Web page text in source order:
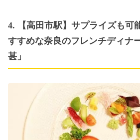
4. 【高田市駅】サプライズも可
すすめな奈良のフレンチディナ
甚」